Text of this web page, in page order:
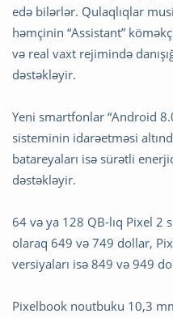
edə bilərlər. Qulaqlıqlar
həmçinin “Assistant”
və real vaxt rejimində
dəstəkləyir.
Yeni smartfonlar “Android
sisteminin idarəetməsi
batareyaları isə sürətli
dəstəkləyir.
64 və ya 128 QB-lıq Pixel
olaraq 649 və 749 dollar,
versiyaları isə 849 və 949
Pixelbook noutbuku 10,3